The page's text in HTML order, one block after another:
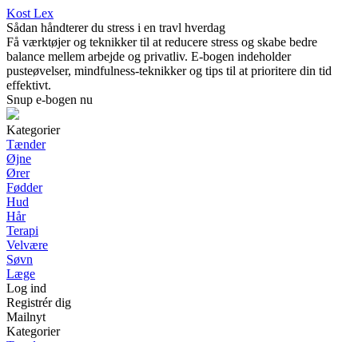
Kost Lex
Sådan håndterer du stress i en travl hverdag
Få værktøjer og teknikker til at reducere stress og skabe bedre
balance mellem arbejde og privatliv. E-bogen indeholder
pusteøvelser, mindfulness-teknikker og tips til at prioritere din tid
effektivt.
Snup e-bogen nu
Kategorier
Tænder
Øjne
Ører
Fødder
Hud
Hår
Terapi
Velvære
Søvn
Læge
Log ind
Registrér dig
Mailnyt
Kategorier